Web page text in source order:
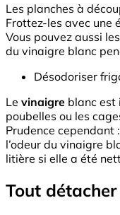
Les planches à
Frottez-les avec une
Vous pouvez aussi
du vinaigre blanc
Désodoriser
Le vinaigre blanc est
poubelles ou les
Prudence cependant
l’odeur du vinaigre
litière si elle a été
Tout